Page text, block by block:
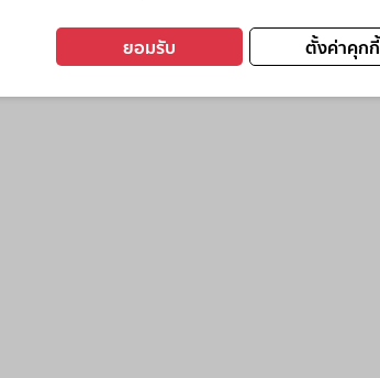
ตั้งค่าคุกกี้
ยอมรับ